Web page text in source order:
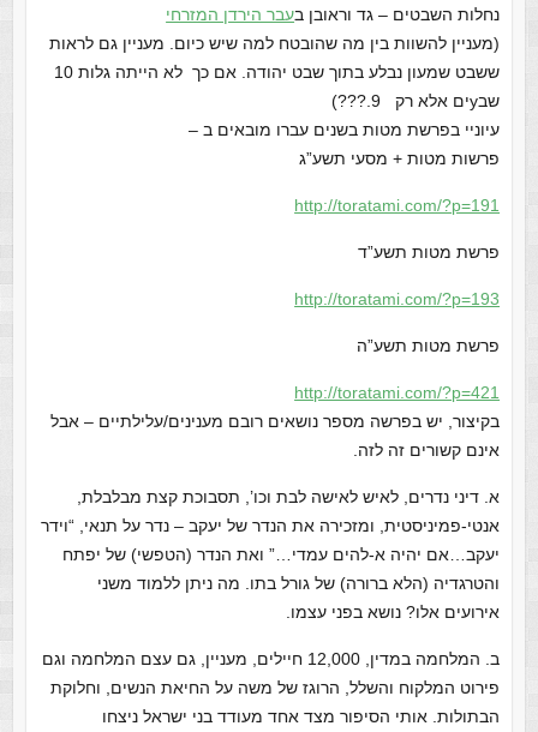
נחלות השבטים – גד וראובן בעבר הירדן המזרחי
(מעניין להשוות בין מה שהובטח למה שיש כיום. מעניין גם לראות
ששבט שמעון נבלע בתוך שבט יהודה. אם כך לא הייתה גלות 10
שבyים אלא רק 9.???)
עיוניי בפרשת מטות בשנים עברו מובאים ב –
פרשות מטות + מסעי תשע”ג
http://toratami.com/?p=191
פרשת מטות תשע”ד
http://toratami.com/?p=193
פרשת מטות תשע”ה
http://toratami.com/?p=421
בקיצור, יש בפרשה מספר נושאים רובם מענינים/עלילתיים – אבל
אינם קשורים זה לזה.
א. דיני נדרים, לאיש לאישה לבת וכו’, תסבוכת קצת מבלבלת,
אנטי-פמיניסטית, ומזכירה את הנדר של יעקב – נדר על תנאי, “וידר
יעקב…אם יהיה א-להים עמדי…” ואת הנדר (הטפשי) של יפתח
והטרגדיה (הלא ברורה) של גורל בתו. מה ניתן ללמוד משני
אירועים אלו? נושא בפני עצמו.
ב. המלחמה במדין, 12,000 חיילים, מעניין, גם עצם המלחמה וגם
פירוט המלקוח והשלל, הרוגז של משה על החיאת הנשים, וחלוקת
הבתולות. אותי הסיפור מצד אחד מעודד בני ישראל ניצחו